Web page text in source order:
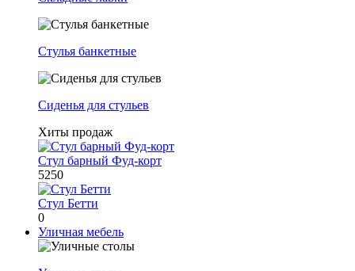
Стулья банкетные
Сиденья для стульев
Хиты продаж
Стул барный Фуд-корт
5250
Стул Бетти
0
Уличная мебель